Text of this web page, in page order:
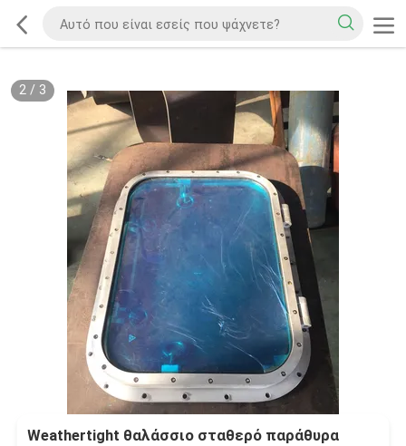
2/ 3
Weathertight θαλάσσιο σταθερό παράθυρα